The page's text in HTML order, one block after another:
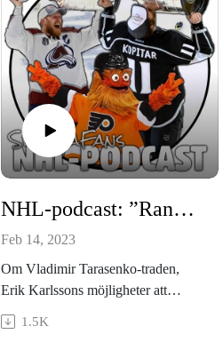
NHL-podcast: ”Rangers behöver något mer”
Feb 14, 2023
Om Vladimir Tarasenko-traden,
Erik Karlssons möjligheter att
hamna i Edmonton och det senaste
kring Jakob Chychrun.
1.5K